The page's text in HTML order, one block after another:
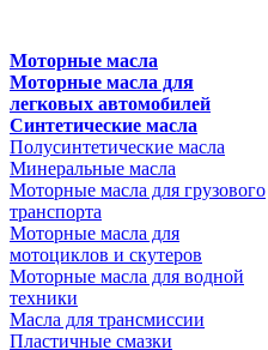
Моторные масла
Моторные масла для
легковых автомобилей
Синтетические масла
Полусинтетические масла
Минеральные масла
Моторные масла для грузового
транспорта
Моторные масла для
мотоциклов и скутеров
Моторные масла для водной
техники
Масла для трансмиссии
Пластичные смазки